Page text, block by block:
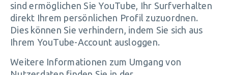
sind ermöglichen Sie YouTube, Ihr Surfverhalten
direkt Ihrem persönlichen Profil zuzuordnen.
Dies können Sie verhindern, indem Sie sich aus
Ihrem YouTube-Account ausloggen.
Weitere Informationen zum Umgang von